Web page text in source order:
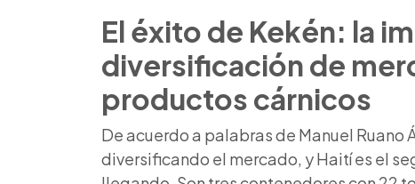
El éxito de Kekén: la
diversificación de
productos cárnicos
De acuerdo a palabras de Manuel Ruano
diversificando el mercado, y Haití es el